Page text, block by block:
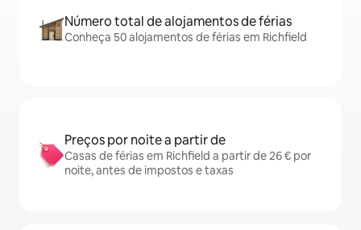
Número total de alojamentos de férias
Conheça 50 alojamentos de férias em Richfield
Preços por noite a partir de
Casas de férias em Richfield a partir de 26 € por
noite, antes de impostos e taxas